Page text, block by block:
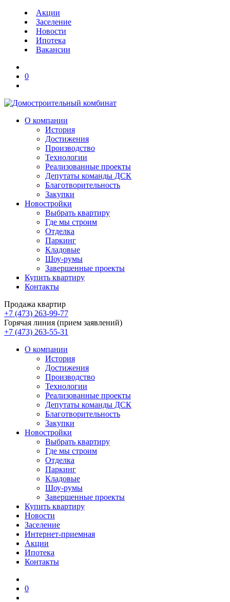
Акции
Заселение
Новости
Ипотека
Вакансии
0
О компании
История
Достижения
Производство
Технологии
Реализованные проекты
Депутаты команды ДСК
Благотворительность
Закупки
Новостройки
Выбрать квартиру
Где мы строим
Отделка
Паркинг
Кладовые
Шоу-румы
Завершенные проекты
Купить квартиру
Контакты
Продажа квартир
+7 (473) 263-99-77
Горячая линия (прием заявлений)
+7 (473) 263-55-31
О компании
История
Достижения
Производство
Технологии
Реализованные проекты
Депутаты команды ДСК
Благотворительность
Закупки
Новостройки
Выбрать квартиру
Где мы строим
Отделка
Паркинг
Кладовые
Шоу-румы
Завершенные проекты
Купить квартиру
Новости
Заселение
Интернет-приемная
Акции
Ипотека
Контакты
0